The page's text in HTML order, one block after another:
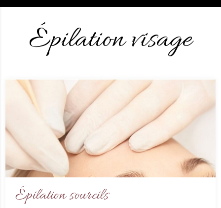
Épilation visage
Épilation sourcils